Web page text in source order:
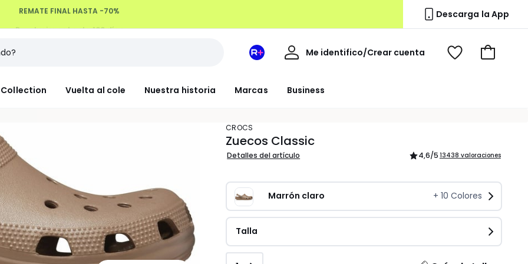
Devoluciones hasta 100 días Descarga la App
Collection Vuelta al cole Nuestra historia Marcas Business
Mi
Redoute
Me identifico/Crear cuenta
Mi
Ver
Ir
CROCS
Zuecos Classic
Detalles del artículo 4,6/5 13438 valoraciones
Marrón claro + 10 Colores
Talla